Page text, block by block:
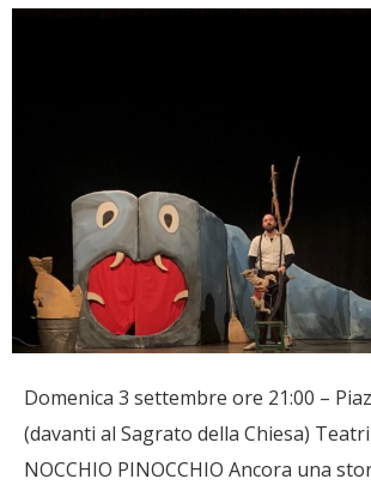
Domenica 3 settembre ore 21:00 –
(davanti al Sagrato della Chiesa)
NOCCHIO PINOCCHIO Ancora una